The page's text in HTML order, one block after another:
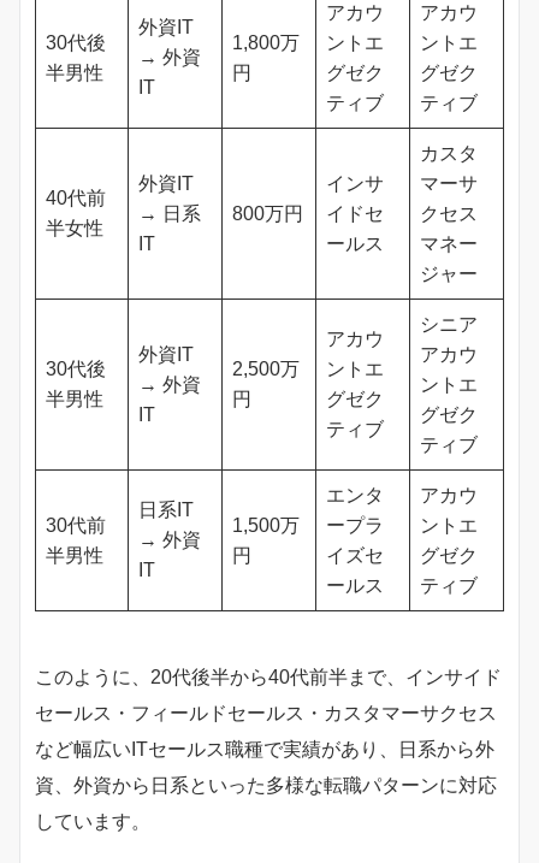
30代後
半男性
外資IT
→ 外資
IT
1,800万
円
アカウ
ントエ
グゼク
ティブ
アカウ
ントエ
グゼク
ティブ
40代前
半女性
外資IT
→ 日系
IT
800万円
インサ
イドセ
ールス
カスタ
マーサ
クセス
マネー
ジャー
30代後
半男性
外資IT
→ 外資
IT
2,500万
円
アカウ
ントエ
グゼク
ティブ
シニア
アカウ
ントエ
グゼク
ティブ
30代前
半男性
日系IT
→ 外資
IT
1,500万
円
エンタ
ープラ
イズセ
ールス
アカウ
ントエ
グゼク
ティブ
このように、20代後半から40代前半まで、インサイド
セールス・フィールドセールス・カスタマーサクセス
など幅広いITセールス職種で実績があり、日系から外
資、外資から日系といった多様な転職パターンに対応
しています。